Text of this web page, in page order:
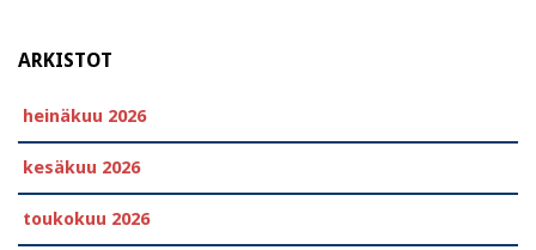
ARKISTOT
heinäkuu 2026
kesäkuu 2026
toukokuu 2026